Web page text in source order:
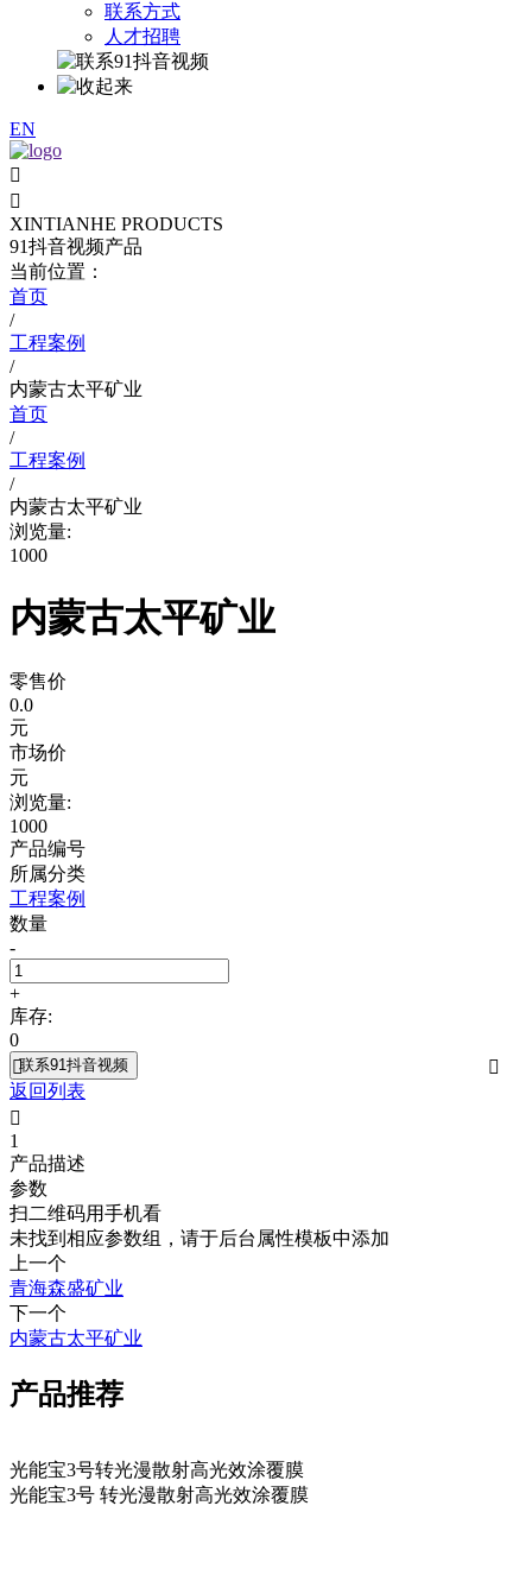
联系方式
人才招聘
EN


XINTIANHE PRODUCTS
91抖音视频产品
当前位置：
首页
/
工程案例
/
内蒙古太平矿业
首页
/
工程案例
/
内蒙古太平矿业
浏览量:
1000
内蒙古太平矿业
零售价
0.0
元
市场价
元
浏览量:
1000
产品编号
所属分类
工程案例
数量
-
+
库存:
0
联系91抖音视频
返回列表

1
产品描述
参数
扫二维码用手机看
未找到相应参数组，请于后台属性模板中添加
上一个
青海森盛矿业
下一个
内蒙古太平矿业
产品推荐
光能宝3号转光漫散射高光效涂覆膜
光能宝3号 转光漫散射高光效涂覆膜
 